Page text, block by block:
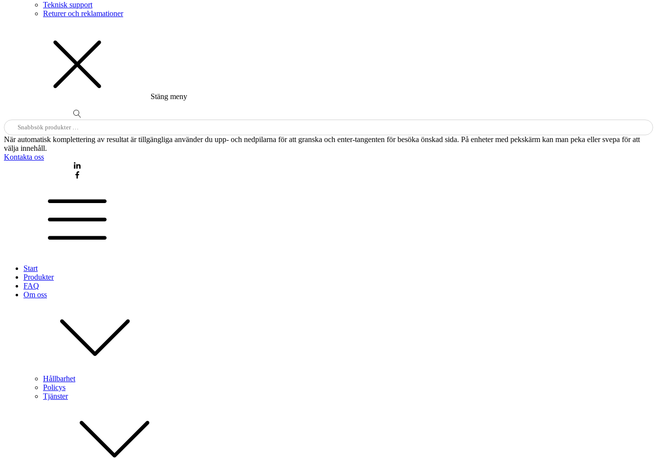
Teknisk support
Returer och reklamationer
Stäng meny
Sök
efter:
När automatisk komplettering av resultat är tillgängliga använder du upp- och nedpilarna för att granska och enter-tangenten för besöka önskad sida. På enheter med pekskärm kan man peka eller svepa för att
välja innehåll.
Kontakta oss
Start
Produkter
FAQ
Om oss
Hållbarhet
Policys
Tjänster